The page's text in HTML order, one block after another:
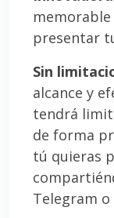
presentar
Sin
alcance y
tendrá
de forma
tú quieras
Telegram